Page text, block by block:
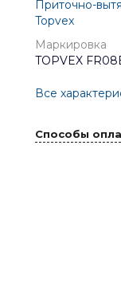
Приточно-
Topvex
Маркировка
TOPVEX
Все
Способы